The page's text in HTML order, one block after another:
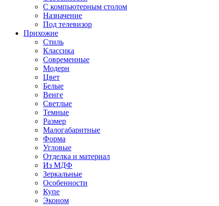
С компьютерным столом
Назначение
Под телевизор
Прихожие
Стиль
Классика
Современные
Модерн
Цвет
Белые
Венге
Светлые
Темные
Размер
Малогабаритные
Форма
Угловые
Отделка и материал
Из МДФ
Зеркальные
Особенности
Купе
Эконом